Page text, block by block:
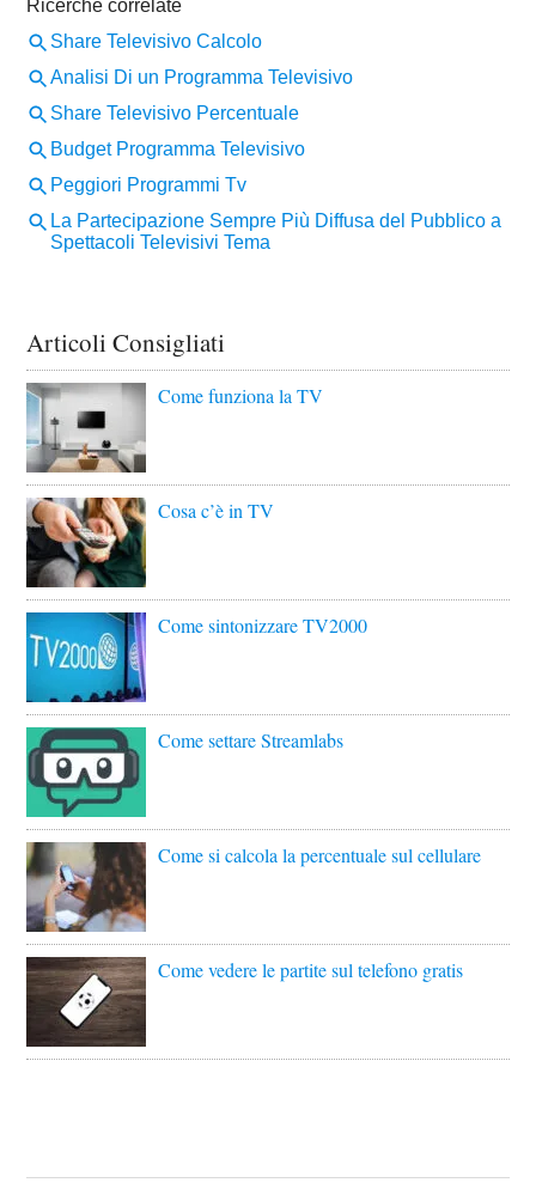
Articoli Consigliati
Come funziona la TV
Cosa c’è in TV
Come sintonizzare TV2000
Come settare Streamlabs
Come si calcola la percentuale sul cellulare
Come vedere le partite sul telefono gratis